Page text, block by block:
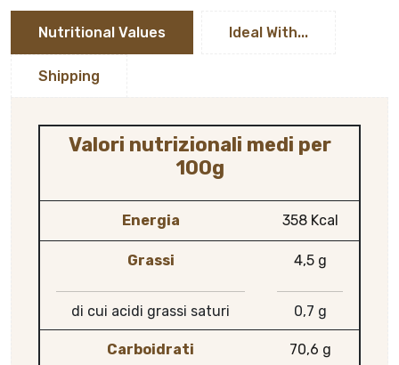
Nutritional Values Ideal With...
Shipping
Valori nutrizionali medi per
100g
Energia 358 Kcal
Grassi
di cui acidi grassi saturi
4,5 g
0,7 g
Carboidrati 70,6 g